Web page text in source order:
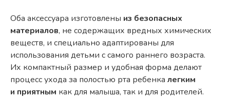
Оба аксессуара изготовлены из безопасных
материалов, не содержащих вредных химических
веществ, и специально адаптированы для
использования детьми с самого раннего возраста.
Их компактный размер и удобная форма делают
процесс ухода за полостью рта ребенка легким
и приятным как для малыша, так и для родителей.